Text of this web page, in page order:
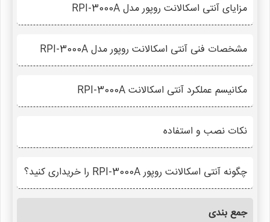
مزایای آنتی اسکالانت روپور مدل RPI-3000A
مشخصات فنی آنتی اسکالانت روپور مدل RPI-3000A
مکانیسم عملکرد آنتی اسکالانت RPI-3000A
نکات نصب و استفاده
چگونه آنتی اسکالانت روپور RPI-3000A را خریداری کنید؟
جمع بندی